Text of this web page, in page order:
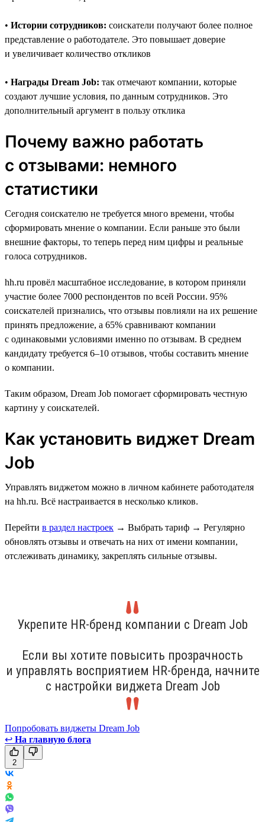
• Истории сотрудников: соискатели получают более полное
представление о работодателе. Это повышает доверие
и увеличивает количество откликов
• Награды Dream Job: так отмечают компании, которые
создают лучшие условия, по данным сотрудников. Это
дополнительный аргумент в пользу отклика
Почему важно работать
с отзывами: немного
статистики
Сегодня соискателю не требуется много времени, чтобы
сформировать мнение о компании. Если раньше это были
внешние факторы, то теперь перед ним цифры и реальные
голоса сотрудников.
hh.ru провёл масштабное исследование, в котором приняли
участие более 7000 респондентов по всей России. 95%
соискателей признались, что отзывы повлияли на их решение
принять предложение, а 65% сравнивают компании
с одинаковыми условиями именно по отзывам. В среднем
кандидату требуется 6–10 отзывов, чтобы составить мнение
о компании.
Таким образом, Dream Job помогает сформировать честную
картину у соискателей.
Как установить виджет Dream
Job
Управлять виджетом можно в личном кабинете работодателя
на hh.ru. Всё настраивается в несколько кликов.
Перейти в раздел настроек → Выбрать тариф → Регулярно
обновлять отзывы и отвечать на них от имени компании,
отслеживать динамику, закреплять сильные отзывы.
Укрепите HR-бренд компании с Dream Job
Если вы хотите повысить прозрачность
и управлять восприятием HR-бренда, начните
с настройки виджета Dream Job
Попробовать виджеты Dream Job
↩ На главную блога
2